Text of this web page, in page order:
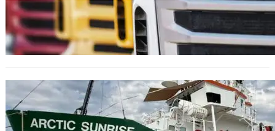
БЪЛГАРИЯ
Нови ограничения за камионите над 12
тона по ключови пътища през август
БЪЛГАРИЯ
Корабът на „Грийнпийс“ пристигна във
Варна с кампания за опазване на Черно
море